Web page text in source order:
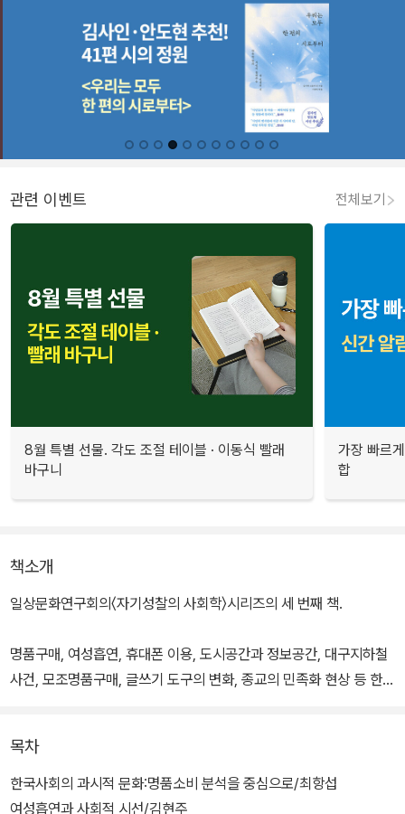
관련 이벤트 전체보기
8월 특별 선물. 각도 조절 테이블 · 이동식 빨래
바구니
가장 빠르
합
책소개
일상문화연구회의〈자기성찰의 사회학〉시리즈의 세 번째 책.
명품구매, 여성흡연, 휴대폰 이용, 도시공간과 정보공간, 대구지하철
사건, 모조명품구매, 글쓰기 도구의 변화, 종교의 민족화 현상 등 한국
의 한계를 스스로 재점검하는 자기성찰의 과정이기도 하다.
목차
한국사회의 과시적 문화:명품소비 분석을 중심으로/최항섭
여성흡연과 사회적 시선/김현주